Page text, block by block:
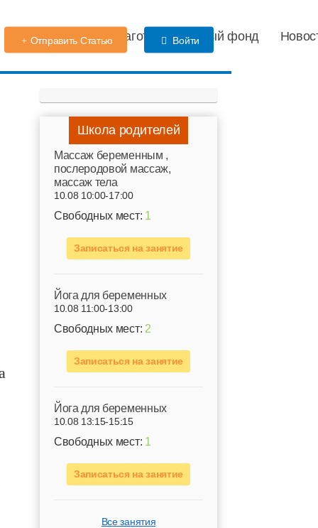
Детский сад Благотворительный фонд
Отправить Статью Войти
Школа родителей
Mассаж беременным ,
послеродовой массаж,
массаж тела
10.08 10:00-17:00
Свободных мест: 1
Записаться на занятие
Йога для беременных
10.08 11:00-13:00
Свободных мест: 2
Записаться на занятие
Йога для беременных
10.08 13:15-15:15
Свободных мест: 1
Записаться на занятие
Все занятия